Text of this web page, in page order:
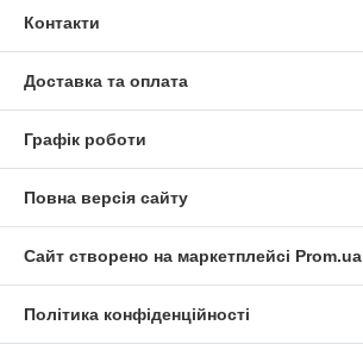
Контакти
Доставка та оплата
Графік роботи
Повна версія сайту
Сайт створено на маркетплейсі Prom.ua
Політика конфіденційності